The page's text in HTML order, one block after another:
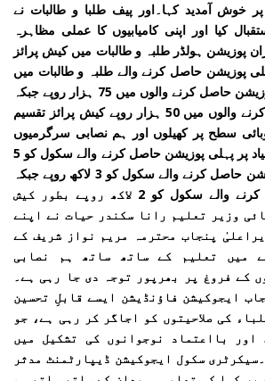
خوش آمدید کہا۔اور پیف طلبا و طالبات نے
کیا اور اپنی کامیابیوں کا عملی مظاہرہ
پوزیشن ہولڈر طلبہ و طالبات میں کیش پرائز
پوزیشن حاصل کرنے والے طلبہ و طالبات میں
1 لاکھ روپے، دوسری پوزیشن حاصل کرنے والوں میں 75 ہزار روپے جبکہ
تیسری پوزیشن حاصل کرنے والوں میں 50 ہزار روپے کیش پرائز تقسیم
سطح پر کھیلوں اور ہم نصابی سرگرمیوں
کے مجموعی نتائج کی بنیاد پر پہلی پوزیشن حاصل کرنے والے سکول کو 5
لاکھ روپے، دوسری پوزیشن حاصل کرنے والے سکول کو 3 لاکھ روپے جبکہ
تیسری پوزیشن حاصل کرنے والے سکول کو 2 لاکھ روپے بطور کیش
وزیر تعلیم رانا سکندر حیات نے اپنے
پنجاب محترمہ مریم نواز شریف کے
میں تعلیم کے ساتھ ساتھ ہم نصابی
کے فروغ پر بھرپور توجہ دی جا رہی ہے۔
ایجوکیشن فاؤنڈیشن ایسے قابلِ تحسین
کی صلاحیتوں کو اجاگر کر رہی ہے، جو
اور بااعتماد نوجوانوں کی تشکیل میں
سکول ایجوکیشن ڈیپارٹمنٹ مدثر